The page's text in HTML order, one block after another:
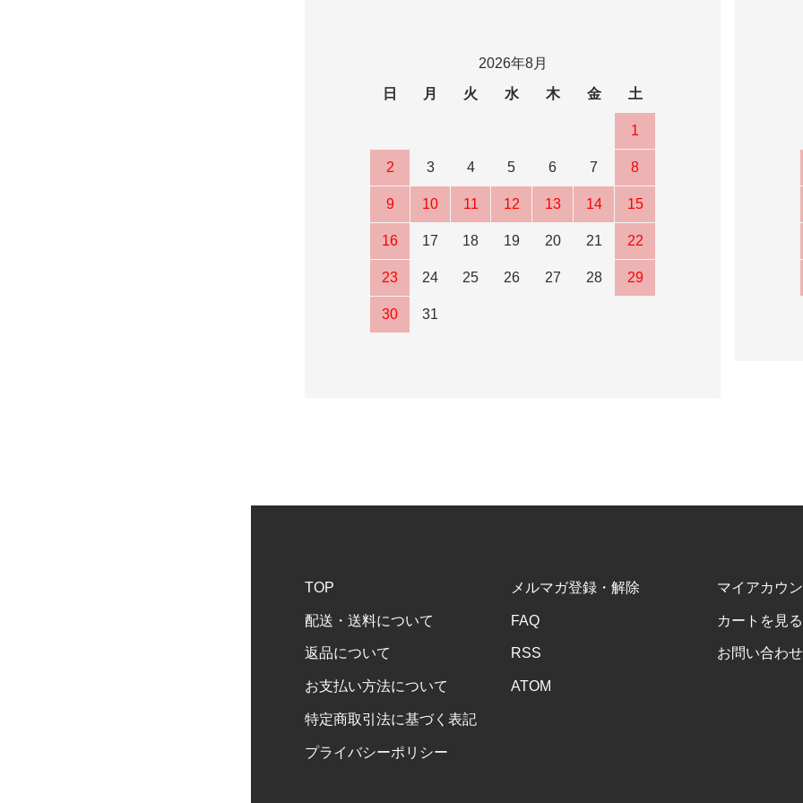
2026年8月
日
月 火 水 木 金 土
1
2 3 4 5 6 7 8
9 10 11 12 13 14 15
16 17 18 19 20 21 22
23 24 25 26 27 28 29
30 31
TOP
配送・送料について
返品について
お支払い方法について
特定商取引法に基づく表記
プライバシーポリシー
メルマガ登録・解除
FAQ
RSS
ATOM
マイアカウ
カートを見る
お問い合わせ